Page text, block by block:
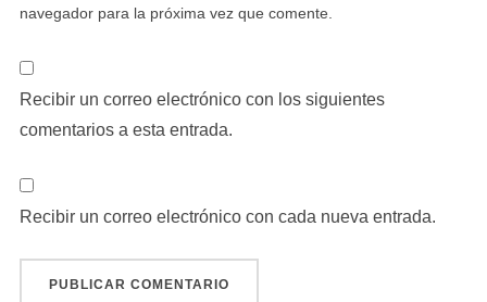
navegador para la próxima vez que comente.
Recibir un correo electrónico con los siguientes
comentarios a esta entrada.
Recibir un correo electrónico con cada nueva entrada.